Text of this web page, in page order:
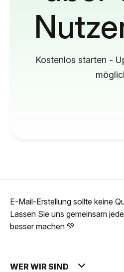
Kostenlos starten -
E-Mail-Erstellung sollte keine
Lassen Sie uns gemeinsam
besser machen 💚
WER WIR SIND